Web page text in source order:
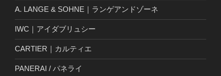
A. LANGE & SOHNE｜ランゲアンドゾーネ
IWC｜アイダブリュシー
CARTIER｜カルティエ
PANERAI / パネライ